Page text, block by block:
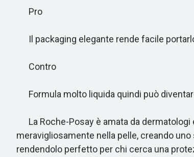
Pro
Il packaging elegante rende facile
Contro
Formula molto liquida quindi può
La Roche-Posay è amata da dermatologi
meravigliosamente nella pelle, creando
rendendolo perfetto per chi cerca una